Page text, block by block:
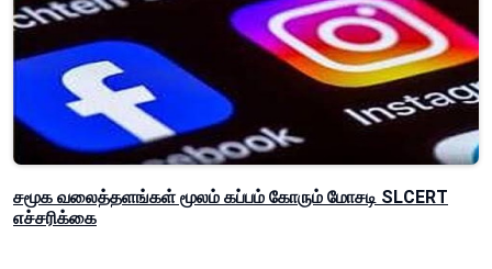
சமூக வலைத்தளங்கள் மூலம் கப்பம் கோரும் மோசடி SLCERT
எச்சரிக்கை